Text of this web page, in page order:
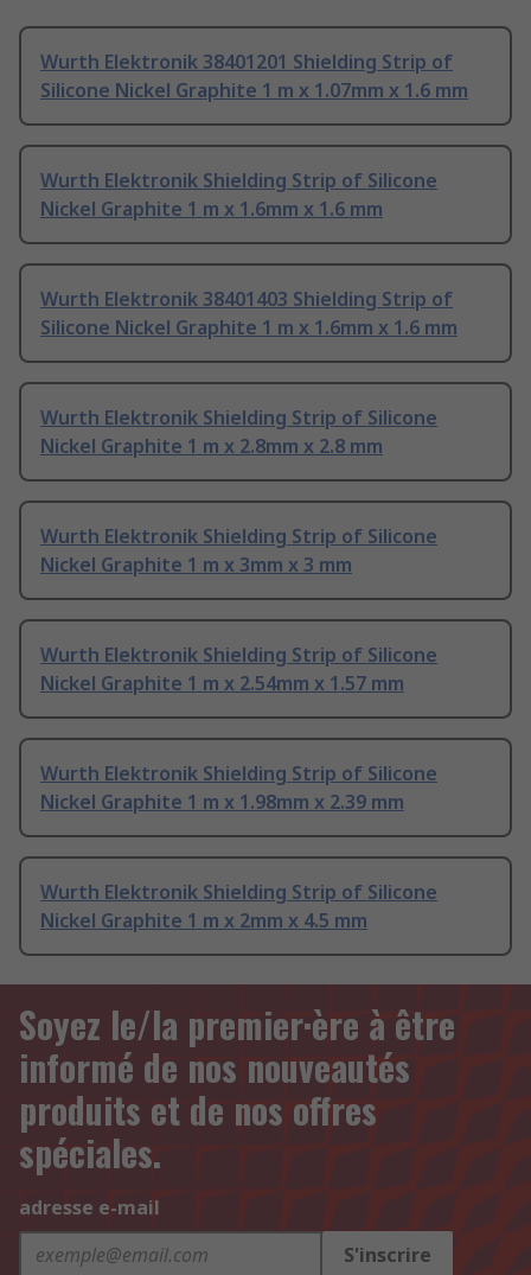
Wurth Elektronik 38401201 Shielding Strip of
Silicone Nickel Graphite 1 m x 1.07mm x 1.6 mm
Wurth Elektronik Shielding Strip of Silicone
Nickel Graphite 1 m x 1.6mm x 1.6 mm
Wurth Elektronik 38401403 Shielding Strip of
Silicone Nickel Graphite 1 m x 1.6mm x 1.6 mm
Wurth Elektronik Shielding Strip of Silicone
Nickel Graphite 1 m x 2.8mm x 2.8 mm
Wurth Elektronik Shielding Strip of Silicone
Nickel Graphite 1 m x 3mm x 3 mm
Wurth Elektronik Shielding Strip of Silicone
Nickel Graphite 1 m x 2.54mm x 1.57 mm
Wurth Elektronik Shielding Strip of Silicone
Nickel Graphite 1 m x 1.98mm x 2.39 mm
Wurth Elektronik Shielding Strip of Silicone
Nickel Graphite 1 m x 2mm x 4.5 mm
Soyez le/la premier·ère à être
informé de nos nouveautés
produits et de nos offres
spéciales.
adresse e-mail
S'inscrire